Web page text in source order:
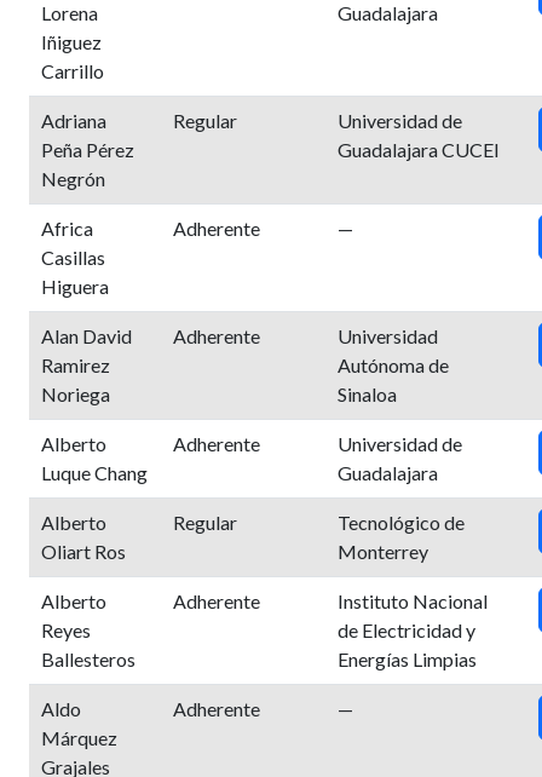
Lorena
Iñiguez
Carrillo
Guadalajara
Adriana
Peña Pérez
Negrón
Regular
Universidad de
Guadalajara CUCEI
Africa
Casillas
Higuera
Adherente —
Alan David
Ramirez
Noriega
Adherente
Universidad
Autónoma de
Sinaloa
Alberto
Luque Chang
Adherente
Universidad de
Guadalajara
Alberto
Oliart Ros
Regular
Tecnológico de
Monterrey
Alberto
Reyes
Ballesteros
Adherente
Instituto Nacional
de Electricidad y
Energías Limpias
Aldo
Márquez
Grajales
Adherente —